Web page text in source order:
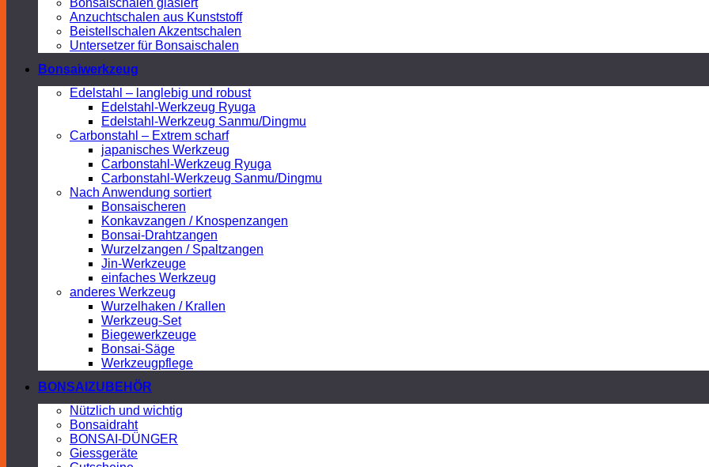
Bonsaischalen glasiert
Anzuchtschalen aus Kunststoff
Beistellschalen Akzentschalen
Untersetzer für Bonsaischalen
Bonsaiwerkzeug
Edelstahl – langlebig und robust
Edelstahl-Werkzeug Ryuga
Edelstahl-Werkzeug Sanmu/Dingmu
Carbonstahl – Extrem scharf
japanisches Werkzeug
Carbonstahl-Werkzeug Ryuga
Carbonstahl-Werkzeug Sanmu/Dingmu
Nach Anwendung sortiert
Bonsaischeren
Konkavzangen / Knospenzangen
Bonsai-Drahtzangen
Wurzelzangen / Spaltzangen
Jin-Werkzeuge
einfaches Werkzeug
anderes Werkzeug
Wurzelhaken / Krallen
Werkzeug-Set
Biegewerkzeuge
Bonsai-Säge
Werkzeugpflege
BONSAIZUBEHÖR
Nützlich und wichtig
Bonsaidraht
BONSAI-DÜNGER
Giessgeräte